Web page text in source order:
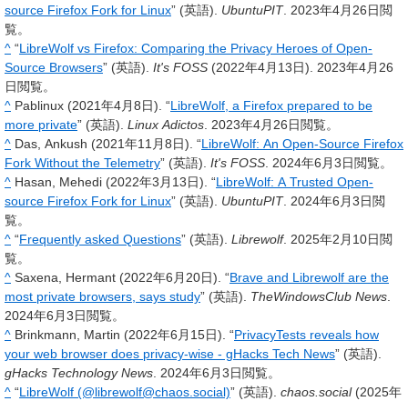
source Firefox Fork for Linux” (英語). UbuntuPIT. 2023年4月26日閲
覧。
^ “LibreWolf vs Firefox: Comparing the Privacy Heroes of Open-
Source Browsers” (英語). It's FOSS (2022年4月13日). 2023年4月26
日閲覧。
^ Pablinux (2021年4月8日). “LibreWolf, a Firefox prepared to be
more private” (英語). Linux Adictos . 2023年4月26日閲覧。
^ Das, Ankush (2021年11月8日). “LibreWolf: An Open-Source Firefox
Fork Without the Telemetry” (英語). It's FOSS . 2024年6月3日閲覧。
^ Hasan, Mehedi (2022年3月13日). “LibreWolf: A Trusted Open-
source Firefox Fork for Linux” (英語). UbuntuPIT. 2024年6月3日閲
覧。
^ “Frequently asked Questions” (英語). Librewolf. 2025年2月10日閲
覧。
^ Saxena, Hermant (2022年6月20日). “Brave and Librewolf are the
most private browsers, says study” (英語). TheWindowsClub News
2024年6月3日閲覧。
^ Brinkmann, Martin (2022年6月15日). “PrivacyTests reveals how
your web browser does privacy-wise - gHacks Tech News” (英語).
gHacks Technology News . 2024年6月3日閲覧。
^ “LibreWolf (@librewolf@chaos.social)” (英語). chaos.social(2025年